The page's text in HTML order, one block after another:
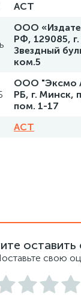
АСТ
ООО
РФ, 129085,
Звездный
ком.5
ООО "Эксмо
РБ, г. Минск,
пом. 1-17
АСТ
оставить
свою